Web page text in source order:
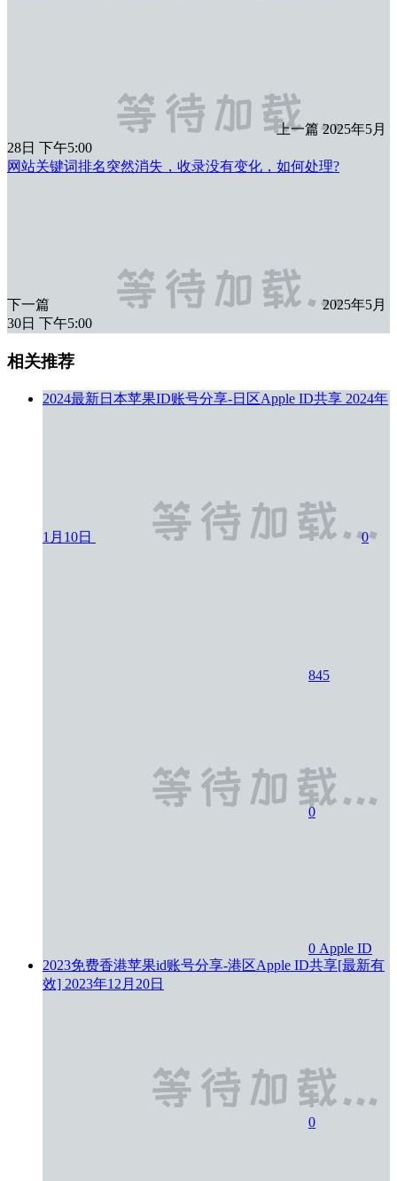
上一篇 2025年5月
28日 下午5:00
网站关键词排名突然消失，收录没有变化，如何处理?
下一篇
2025年5月
30日 下午5:00
相关推荐
2024最新日本苹果ID账号分享-日区Apple ID共享 2024年
1月10日 0
845
0
0 Apple ID
2023免费香港苹果id账号分享-港区Apple ID共享[最新有
效] 2023年12月20日
0